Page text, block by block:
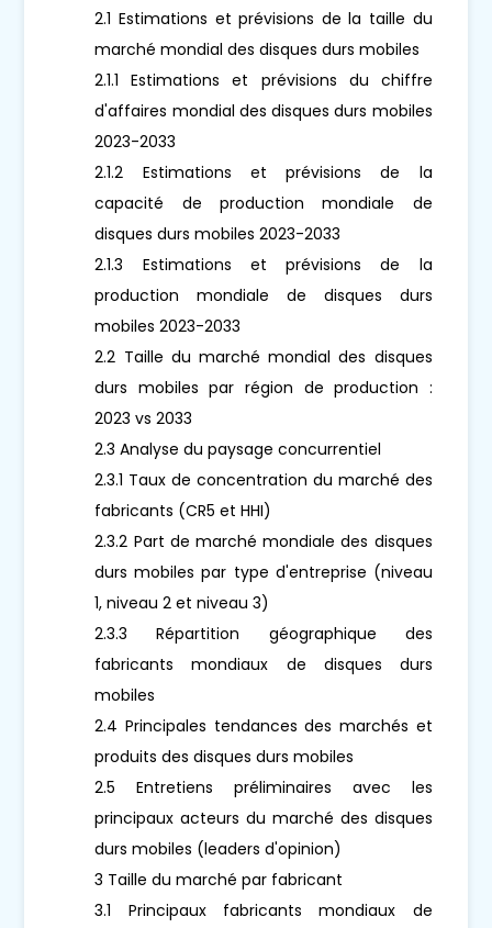
2.1 Estimations et prévisions de la taille du
marché mondial des disques durs mobiles
2.1.1 Estimations et prévisions du chiffre
d'affaires mondial des disques durs mobiles
2023-2033
2.1.2 Estimations et prévisions de la
capacité de production mondiale de
disques durs mobiles 2023-2033
2.1.3 Estimations et prévisions de la
production mondiale de disques durs
mobiles 2023-2033
2.2 Taille du marché mondial des disques
durs mobiles par région de production :
2023 vs 2033
2.3 Analyse du paysage concurrentiel
2.3.1 Taux de concentration du marché des
fabricants (CR5 et HHI)
2.3.2 Part de marché mondiale des disques
durs mobiles par type d'entreprise (niveau
1, niveau 2 et niveau 3)
2.3.3 Répartition géographique des
fabricants mondiaux de disques durs
mobiles
2.4 Principales tendances des marchés et
produits des disques durs mobiles
2.5 Entretiens préliminaires avec les
principaux acteurs du marché des disques
durs mobiles (leaders d'opinion)
3 Taille du marché par fabricant
3.1 Principaux fabricants mondiaux de